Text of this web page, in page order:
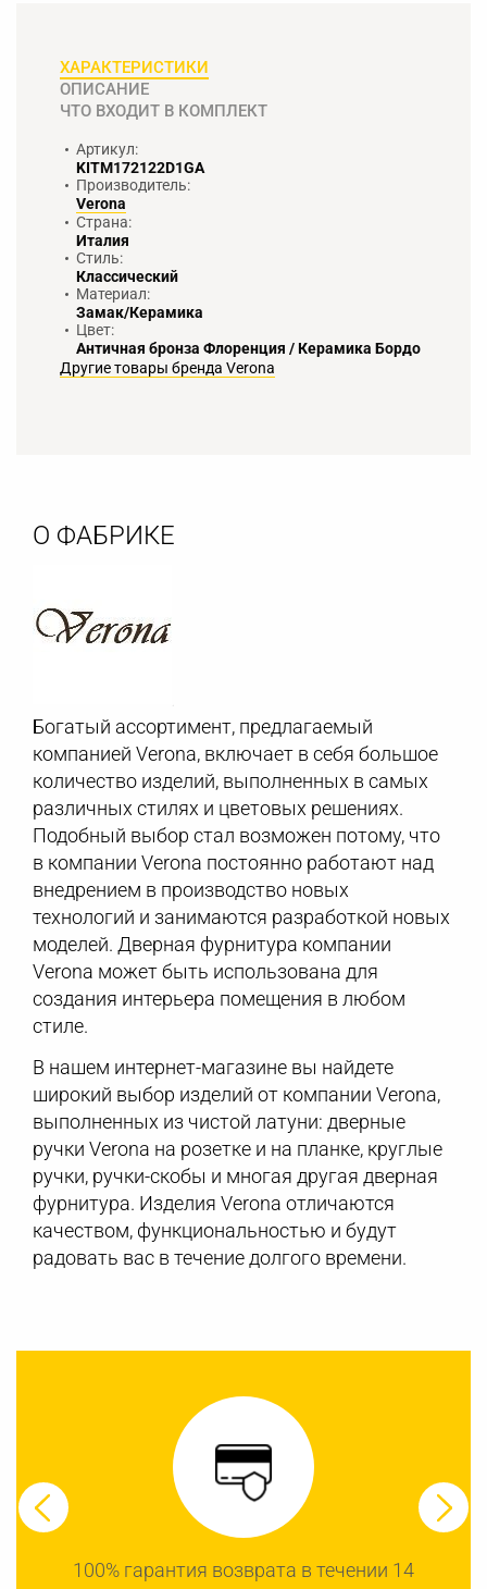
ХАРАКТЕРИСТИКИ
ОПИСАНИЕ
ЧТО ВХОДИТ В КОМПЛЕКТ
Артикул:
KITM172122D1GA
Производитель:
Verona
Страна:
Италия
Стиль:
Классический
Материал:
Замак/Керамика
Цвет:
Античная бронза Флоренция / Керамика Бордо
Другие товары бренда Verona
О ФАБРИКЕ
Богатый ассортимент, предлагаемый
компанией Verona, включает в себя большое
количество изделий, выполненных в самых
различных стилях и цветовых решениях.
Подобный выбор стал возможен потому, что
в компании Verona постоянно работают над
внедрением в производство новых
технологий и занимаются разработкой новых
моделей. Дверная фурнитура компании
Verona может быть использована для
создания интерьера помещения в любом
стиле.
В нашем интернет-магазине вы найдете
широкий выбор изделий от компании Verona,
выполненных из чистой латуни: дверные
ручки Verona на розетке и на планке, круглые
ручки, ручки-скобы и многая другая дверная
фурнитура. Изделия Verona отличаются
качеством, функциональностью и будут
радовать вас в течение долгого времени.
100% гарантия возврата в течении 14